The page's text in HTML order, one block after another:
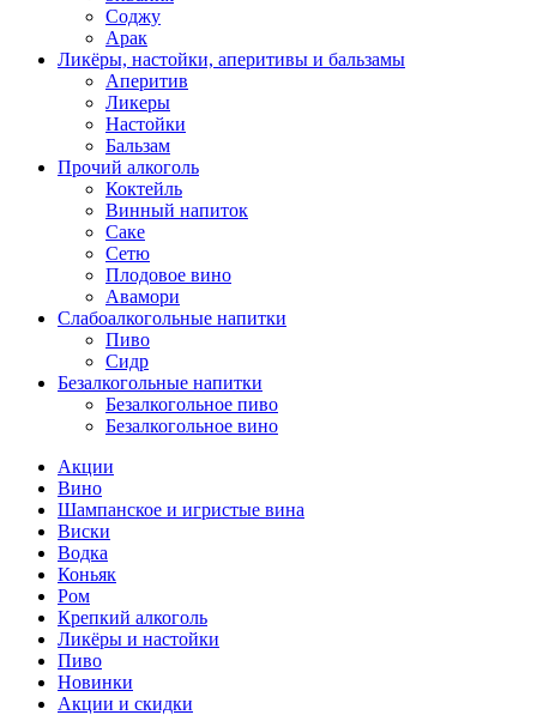
Соджу
Арак
Ликёры, настойки, аперитивы и бальзамы
Аперитив
Ликеры
Настойки
Бальзам
Прочий алкоголь
Коктейль
Винный напиток
Саке
Сетю
Плодовое вино
Авамори
Слабоалкогольные напитки
Пиво
Сидр
Безалкогольные напитки
Безалкогольное пиво
Безалкогольное вино
Акции
Вино
Шампанское и игристые вина
Виски
Водка
Коньяк
Ром
Крепкий алкоголь
Ликёры и настойки
Пиво
Новинки
Акции и скидки